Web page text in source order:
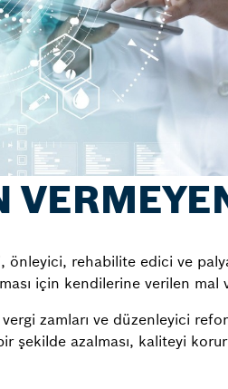
önleyici, rehabilite edici ve
için kendilerine verilen
zamları ve düzenleyici
bir şekilde azalması, kaliteyi